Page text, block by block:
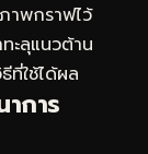
าพกราฟไว้
ะลุแนวต้าน
ที่ใช้ได้ผล
การ